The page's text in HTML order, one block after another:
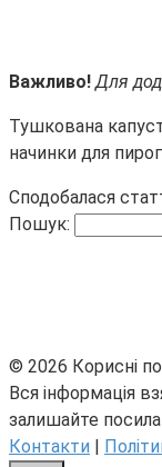
Важливо!Для
Тушкована
начинки для
Сподобалася
Пошук:
© 2026 Корисні
Вся інформація
залишайте
Контакти